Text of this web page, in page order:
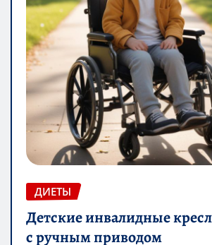
ДИЕТЫ
Детские инвалидные
с ручным приводом